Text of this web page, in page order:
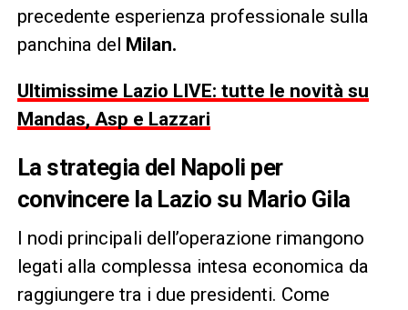
precedente esperienza professionale sulla
panchina del Milan.
Ultimissime Lazio LIVE: tutte le novità su
Mandas, Asp e Lazzari
La strategia del Napoli per
convincere la Lazio su Mario Gila
I nodi principali dell’operazione rimangono
legati alla complessa intesa economica da
raggiungere tra i due presidenti. Come